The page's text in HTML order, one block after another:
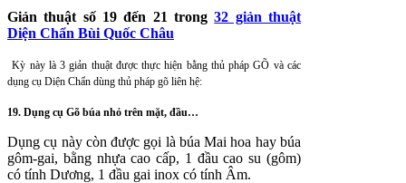
Giản thuật số 19 đến 21 trong32 giản thuật
Diện Chẩn Bùi Quốc Châu
Kỳ này là 3 giản thuật được thực hiện bằng thủ pháp GÕ và các
dụng cụ Diện Chẩn dùng thủ pháp gõ liên hệ:
19. Dụng cụ Gõ búa nhỏ trên mặt, đầu…
Dụng cụ này còn được gọi là búa Mai hoa hay búa
gôm-gai, bằng nhựa cao cấp, 1 đầu cao su (gôm)
có tính Dương, 1 đầu gai inox có tính Âm.